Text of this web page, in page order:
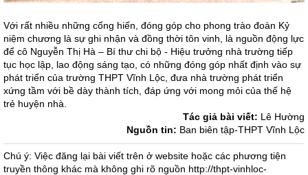
Với rất nhiều những cống hiến, đóng góp cho phong trào đoàn Kỷ
niệm chương là sự ghi nhận và đồng thời tôn vinh, là nguồn động lực
để cô Nguyễn Thị Hà – Bí thư chi bộ - Hiệu trưởng nhà trường tiếp
tục học lập, lao động sáng tạo, có những đóng góp nhất định vào sự
phát triển của trường THPT Vĩnh Lộc, đưa nhà trường phát triển
xứng tầm với bề dày thành tích, đáp ứng với mong mỏi của thế hệ
trẻ huyện nhà.
Tác giả bài viết: Lê Hường
Nguồn tin: Ban biên tập-THPT Vĩnh Lộc
Chú ý: Việc đăng lại bài viết trên ở website hoặc các phương tiện
truyền thông khác mà không ghi rõ nguồn http://thpt-vinhloc-